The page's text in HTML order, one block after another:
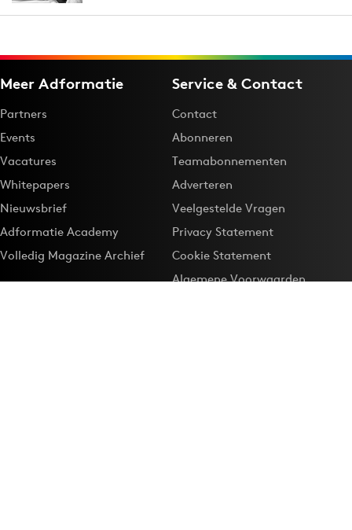
Meer Adformatie
Partners
Events
Vacatures
Whitepapers
Nieuwsbrief
Adformatie Academy
Volledig Magazine Archief
Service & Contact
Contact
Abonneren
Teamabonnementen
Adverteren
Veelgestelde Vragen
Privacy Statement
Cookie Statement
Algemene Voorwaarden